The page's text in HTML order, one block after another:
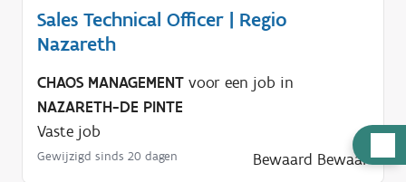
u
Sales Technical Officer | Regio
Nazareth
CHAOS MANAGEMENT voor een job in
NAZARETH-DE PINTE
Vaste job
Gewijzigd sinds 20 dagen Bewaard Bewaar